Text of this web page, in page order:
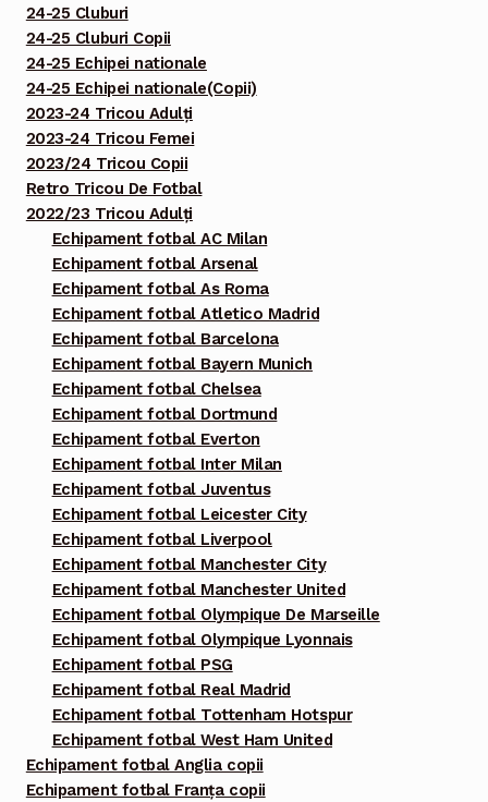
24-25 Cluburi
24-25 Cluburi Copii
24-25 Echipei nationale
24-25 Echipei nationale(Copii)
2023-24 Tricou Adulți
2023-24 Tricou Femei
2023/24 Tricou Copii
Retro Tricou De Fotbal
2022/23 Tricou Adulți
Echipament fotbal AC Milan
Echipament fotbal Arsenal
Echipament fotbal As Roma
Echipament fotbal Atletico Madrid
Echipament fotbal Barcelona
Echipament fotbal Bayern Munich
Echipament fotbal Chelsea
Echipament fotbal Dortmund
Echipament fotbal Everton
Echipament fotbal Inter Milan
Echipament fotbal Juventus
Echipament fotbal Leicester City
Echipament fotbal Liverpool
Echipament fotbal Manchester City
Echipament fotbal Manchester United
Echipament fotbal Olympique De Marseille
Echipament fotbal Olympique Lyonnais
Echipament fotbal PSG
Echipament fotbal Real Madrid
Echipament fotbal Tottenham Hotspur
Echipament fotbal West Ham United
Echipament fotbal Anglia copii
Echipament fotbal Franța copii